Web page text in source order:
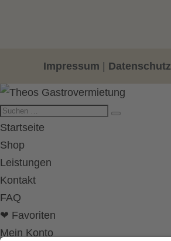
Impressum Datenschutz
Startseite
Shop
Leistungen
Kontakt
FAQ
❤ Favoriten
Mein Konto